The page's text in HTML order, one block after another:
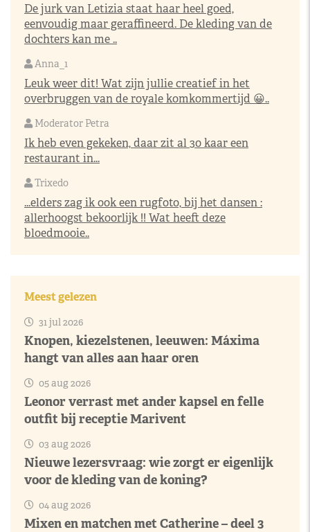
De jurk van Letizia staat haar heel goed,
eenvoudig maar geraffineerd. De kleding van de
dochters kan me ..
Anna_1
Leuk weer dit! Wat zijn jullie creatief in het
overbruggen van de royale komkommertijd 😀..
Moderator Petra
Ik heb even gekeken, daar zit al 30 kaar een
restaurant in...
Trixedo
...elders zag ik ook een rugfoto, bij het dansen :
allerhoogst bekoorlijk !! Wat heeft deze
bloedmooie..
Meest gelezen
31 jul 2026
Knopen, kiezelstenen, leeuwen: Máxima
hangt van alles aan haar oren
05 aug 2026
Leonor verrast met ander kapsel en felle
outfit bij receptie Marivent
03 aug 2026
Nieuwe lezersvraag: wie zorgt er eigenlijk
voor de kleding van de koning?
04 aug 2026
Mixen en matchen met Catherine – deel 3